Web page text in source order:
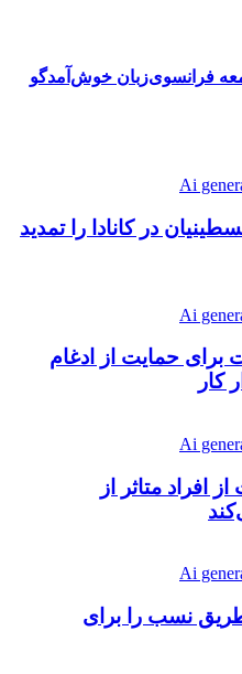
فرانسوی‌زبان خوش‌آمدگو
در کانادا را تمدید
برای حمایت از ادغام
کار
افراد متاثر از
طریق نسب را برای